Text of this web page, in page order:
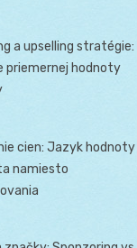
a upselling stratégie:
priemernej hodnoty
cien: Jazyk hodnoty
namiesto